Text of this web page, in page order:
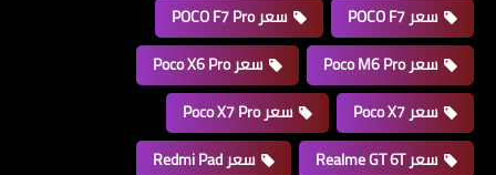
سعر POCO F7
سعر POCO F7 Pro
سعر Poco M6 Pro
سعر Poco X6 Pro
سعر Poco X7
سعر Poco X7 Pro
سعر Realme GT 6T
سعر Redmi Pad